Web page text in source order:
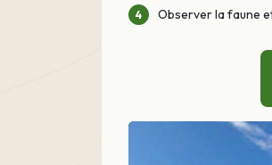
Observer la faune